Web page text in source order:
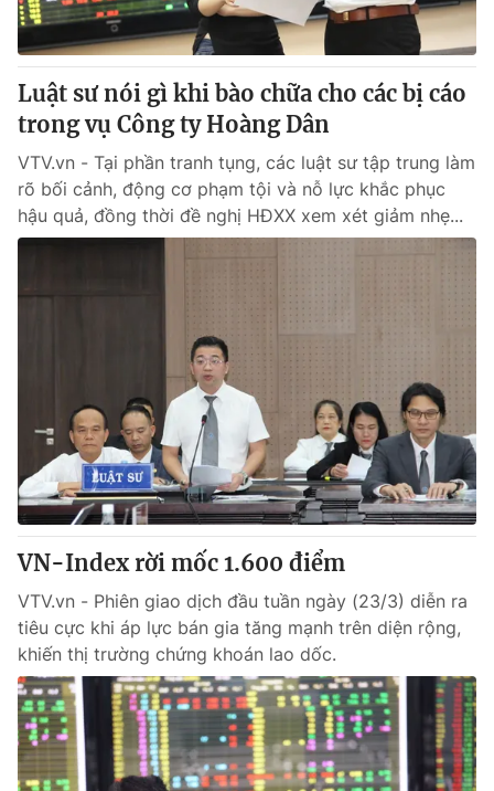
Luật sư nói gì khi bào chữa cho các bị cáo
trong vụ Công ty Hoàng Dân
VTV.vn - Tại phần tranh tụng, các luật sư tập trung làm
rõ bối cảnh, động cơ phạm tội và nỗ lực khắc phục
hậu quả, đồng thời đề nghị HĐXX xem xét giảm nhẹ...
VN-Index rời mốc 1.600 điểm
VTV.vn - Phiên giao dịch đầu tuần ngày (23/3) diễn ra
tiêu cực khi áp lực bán gia tăng mạnh trên diện rộng,
khiến thị trường chứng khoán lao dốc.